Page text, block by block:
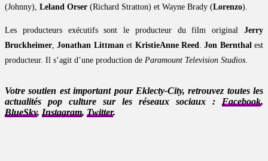
(Johnny), Leland Orser (Richard Stratton) et Wayne Brady (Lorenzo).
Les producteurs exécutifs sont le producteur du film original Jerry
Bruckheimer,Jonathan Littmanet KristieAnne Reed.Jon Bernthalest
producteur. Il s’agit d’une production de Paramount Television Studios.
Votre soutien est important pour Eklecty-City, retrouvez toutes les
actualités pop culture sur les réseaux sociaux : Facebook,
BlueSky, Instagram, Twitter.